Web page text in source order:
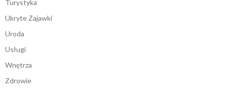
Turystyka
Ukryte Zajawki
Uroda
Usługi
Wnętrza
Zdrowie